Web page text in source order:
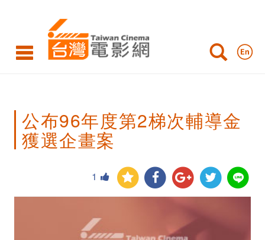
96
度
次
公布96年度第2梯次輔導金
獲選企畫案
1